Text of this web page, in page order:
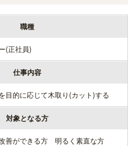
職種
(正社員)
仕事内容
目的に応じて木取り(カット)する
対象となる方
善ができる方 明るく素直な方